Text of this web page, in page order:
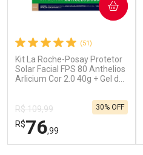
(51)
Kit La Roche-Posay Protetor
Solar Facial FPS 80 Anthelios
Arlicium Cor 2.0 40g + Gel de
R$ 109,99
R$76,99
30% OFF
COMPRAR